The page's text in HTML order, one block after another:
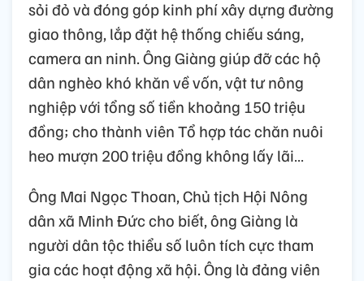
sỏi đỏ và đóng góp kinh phí xây dựng đường
giao thông, lắp đặt hệ thống chiếu sáng,
camera an ninh. Ông Giàng giúp đỡ các hộ
dân nghèo khó khăn về vốn, vật tư nông
nghiệp với tổng số tiền khoảng 150 triệu
đồng; cho thành viên Tổ hợp tác chăn nuôi
heo mượn 200 triệu đồng không lấy lãi…
Ông Mai Ngọc Thoan, Chủ tịch Hội Nông
dân xã Minh Đức cho biết, ông Giàng là
người dân tộc thiểu số luôn tích cực tham
gia các hoạt động xã hội. Ông là đảng viên